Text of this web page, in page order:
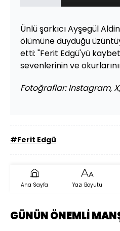
Ünlü şarkıcı Ayşegül
ölümüne duyduğu
etti: "Ferit Edgü'yü
sevenlerinin ve
Fotoğraflar: Instagram,
#Ferit Edgü
Ana Sayfa Yazı Boyutu
GÜNÜN ÖNEMLİ